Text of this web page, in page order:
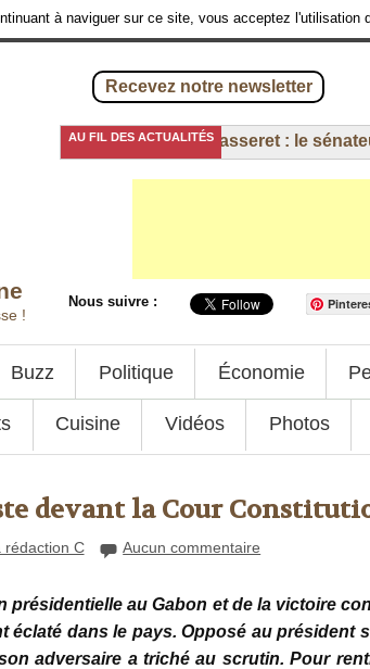
à naviguer sur ce site, vous acceptez l'utilisation
!
Recevez notre newsletter
AU FIL DES ACTUALITÉS
24 septembre 2016-Masseret : le sénateur
Nous suivre :
Buzz Politique Économie
Cuisine Vidéos Photos
devant la Cour
rédaction C Aucun commentaire
présidentielle au Gabon et de la victoire
éclaté dans le pays. Opposé au président
adversaire a triché au scrutin. Pour